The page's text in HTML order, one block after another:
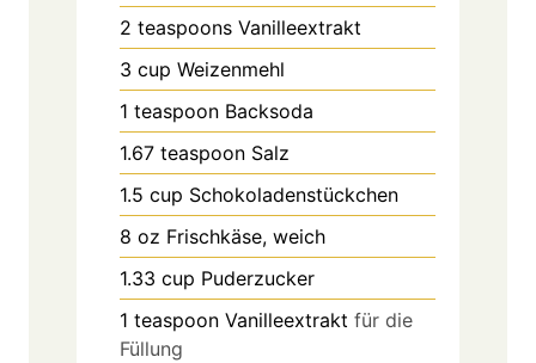
2 teaspoons Vanilleextrakt
3 cup Weizenmehl
1 teaspoon Backsoda
1.67 teaspoon Salz
1.5 cup Schokoladenstückchen
8 oz Frischkäse, weich
1.33 cup Puderzucker
1 teaspoon Vanilleextrakt für die
Füllung